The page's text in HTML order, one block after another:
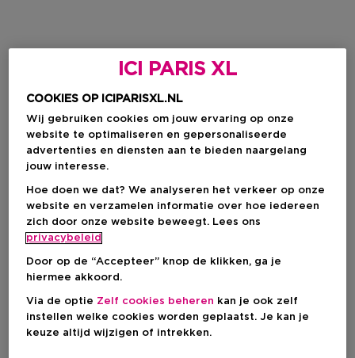
ICI PARIS XL
COOKIES OP ICIPARISXL.NL
Wij gebruiken cookies om jouw ervaring op onze
website te optimaliseren en gepersonaliseerde
advertenties en diensten aan te bieden naargelang
jouw interesse.
Hoe doen we dat? We analyseren het verkeer op onze
website en verzamelen informatie over hoe iedereen
zich door onze website beweegt. Lees ons
privacybeleid
Door op de “Accepteer” knop de klikken, ga je
hiermee akkoord.
Via de optie Zelf cookies beheren kan je ook zelf
instellen welke cookies worden geplaatst. Je kan je
keuze altijd wijzigen of intrekken.